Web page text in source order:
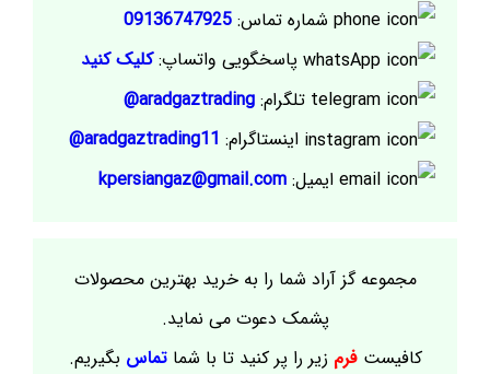
شماره تماس: 09136747925
پاسخگویی واتساپ:کلیک کنید
تلگرام: aradgaztrading@
اینستاگرام: aradgaztrading11@
ایمیل: kpersiangaz@gmail.com
مجموعه گز آراد شما را به خرید بهترین محصولات
پشمک دعوت می نماید.
کافیستفرم زیر را پر کنید تا با شماتماس بگیریم.